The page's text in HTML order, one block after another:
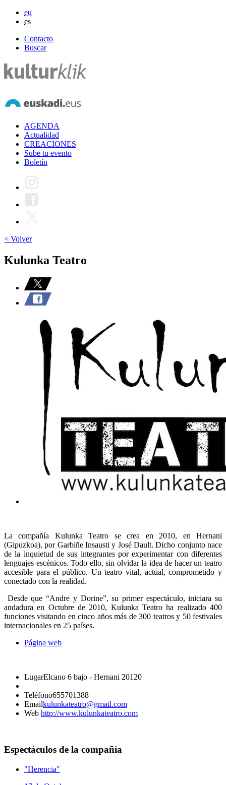
eu
es
Contacto
Buscar
AGENDA
Actualidad
CREACIONES
Sube tu evento
Boletín
< Volver
Kulunka Teatro
La compañía Kulunka Teatro se crea en 2010, en Hernani
(Gipuzkoa), por Garbiñe Insausti y José Dault. Dicho conjunto nace
de la inquietud de sus integrantes por experimentar con diferentes
lenguajes escénicos. Todo ello, sin olvidar la idea de hacer un teatro
accesible para el público. Un teatro vital, actual, comprometido y
conectado con la realidad.
Desde que “Andre y Dorine”, su primer espectáculo, iniciara su
andadura en Octubre de 2010, Kulunka Teatro ha realizado 400
funciones visitando en cinco años más de 300 teatros y 50 festivales
internacionales en 25 países.
Página web
LugarElcano 6 bajo - Hernani 20120
Teléfono655701388
Emailkulunkateatro@gmail.com
Web http://www.kulunkateatro.com
Espectáculos de la compañía
"Herencia"